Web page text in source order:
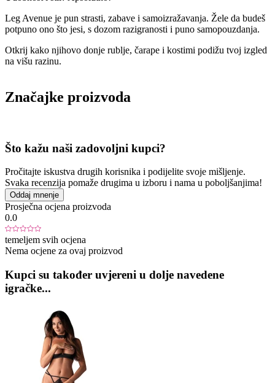
Leg Avenue je pun strasti, zabave i samoizražavanja. Žele da budeš
potpuno ono što jesi, s dozom razigranosti i puno samopouzdanja.
Otkrij kako njihovo donje rublje, čarape i kostimi podižu tvoj izgled
na višu razinu.
Značajke proizvoda
Što kažu naši zadovoljni kupci?
Pročitajte iskustva drugih korisnika i podijelite svoje mišljenje.
Svaka recenzija pomaže drugima u izboru i nama u poboljšanjima!
Oddaj mnenje
Prosječna ocjena proizvoda
0.0
temeljem svih ocjena
Nema ocjene za ovaj proizvod
Kupci su također uvjereni u dolje navedene
igračke...